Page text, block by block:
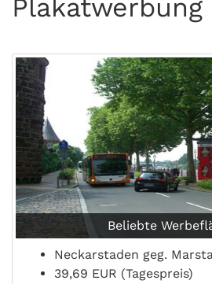
Plakatwerbung
Beliebte
Neckarstaden geg.
39,69 EUR (Tagespreis)